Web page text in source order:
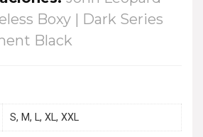
Boxy | Dark Series
Black
S, M, L, XL, XXL